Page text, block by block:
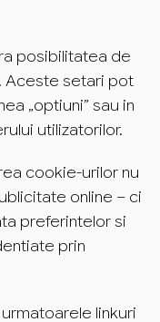
posibilitatea de
Aceste setari pot
„optiuni” sau in
utilizatorilor.
cookie-urilor nu
online – ci
preferintelor si
prin
linkuri